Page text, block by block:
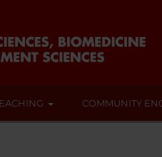
COMMUNITY